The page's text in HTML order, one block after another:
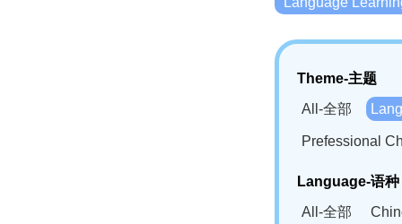
Theme-主题
All-全部
Prefessional
Language-语种
All-全部